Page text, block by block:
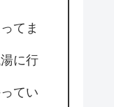
てま
に行
てい